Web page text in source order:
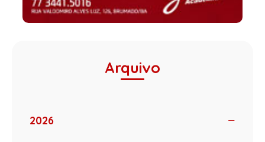
Arquivo
2026